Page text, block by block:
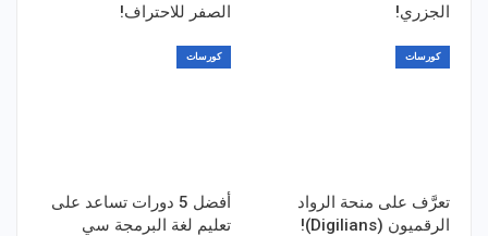
الجزري!
الصفر للاحتراف!
كورسات
تعرَّف على منحة الرواد
الرقميون (Digilians)!
كورسات
أفضل 5 دورات تساعد على
تعليم لغة البرمجة سي